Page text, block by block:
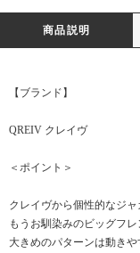
商品説明
【ブランド】
QREIV クレイヴ
＜ポイント＞
クレイヴから個性的なジ
もうお馴染みのビッグフ
大きめのパターンは動きや